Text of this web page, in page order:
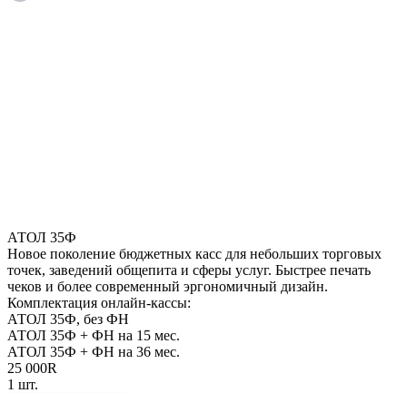
АТОЛ 35Ф
Новое поколение бюджетных касс для небольших торговых
точек, заведений общепита и сферы услуг. Быстрее печать
чеков и более современный эргономичный дизайн.
Комплектация онлайн-кассы:
АТОЛ 35Ф, без ФН
АТОЛ 35Ф + ФН на 15 мес.
АТОЛ 35Ф + ФН на 36 мес.
25 000R
1 шт.